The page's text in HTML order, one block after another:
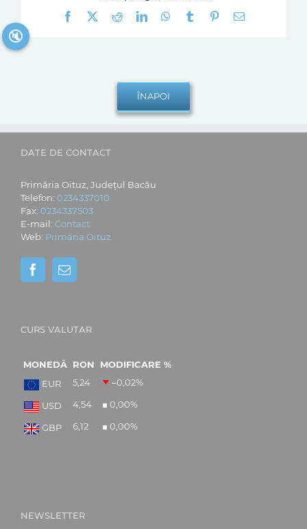
Facebook
RedditLinkedInWhatsApp
Tumblr Pinterest
E-
DATE DE CONTACT
Primăria Oituz, Județul Bacău
Telefon: 0234337010
Fax: 0234337503
E-mail: Contact
Web: Primăria Oituz
CURS VALUTAR
MONEDĂ RON
MODIFICARE %
EUR
5,24 –0,02%
USD 4,54 0,00%
GBP 6,12 0,00%
NEWSLETTER
🔇